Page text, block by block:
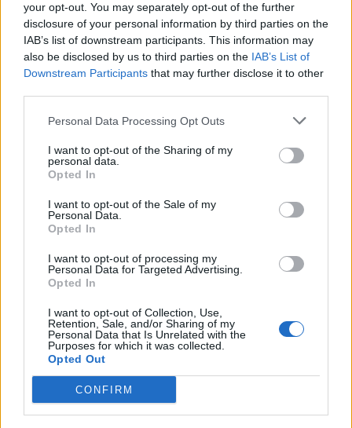
your opt-out. You may separately opt-out of the further
disclosure of your personal information by third parties on the
IAB’s list of downstream participants. This information may
also be disclosed by us to third parties on the IAB’s List of
Downstream Participants that may further disclose it to other
Personal Data Processing Opt Outs
I want to opt-out of the Sharing of my
personal data.
Opted In
I want to opt-out of the Sale of my
Personal Data.
Opted In
I want to opt-out of processing my
Personal Data for Targeted Advertising.
Opted In
I want to opt-out of Collection, Use,
Retention, Sale, and/or Sharing of my
Personal Data that Is Unrelated with the
Purposes for which it was collected.
Opted Out
CONFIRM
Santé
Canicule : les conseils
essentiels des
éviter le danger
Santé
Éclipse du 12 août :
attention à la pénurie de
Santé
Un chewing-gum
révolutionnaire pour
buccal
Populaires
Médicament retiré en urgence pour risques graves et données falsifiées
Ce cancer mortel explose chez les personnes nées après 1980 : le
Je suis cardiologue et voici le seul chocolat que je valide : c’est le
meilleur pour le cœur
Cancer du foie : Symptômes silencieux mais vitaux à connaître